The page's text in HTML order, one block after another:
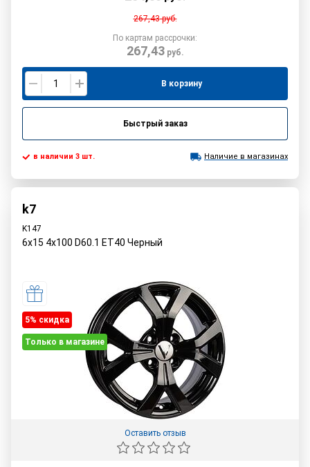
267,43руб.
По картам рассрочки:
267,43руб.
В корзину
Быстрый заказ
в наличии 3 шт. Наличие в магазинах
k7
K147
6x15 4x100 D60.1 ET40 Черный
5% cкидка
Только в магазине
Оставить отзыв